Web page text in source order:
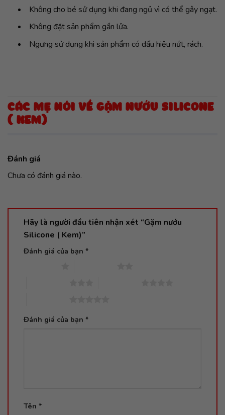
Không cho bé sử dụng khi đang ngủ vì có thể gây ngạt.
Không đặt sản phẩm gần lửa.
Ngưng sử dụng khi sản phẩm có dấu hiệu nứt, rách.
CÁC MẸ NÓI VỀ GẶM NƯỚU SILICONE
( KEM)
Đánh giá
Chưa có đánh giá nào.
Hãy là người đầu tiên nhận xét “Gặm nướu
Silicone ( Kem)”
Đánh giá của bạn *
Đánh giá của bạn *
Tên *